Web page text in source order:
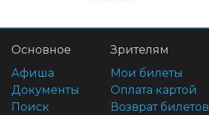
Основное
Афиша
Документы
Поиск
Зрителям
Мои билеты
Оплата картой
Возврат билетов